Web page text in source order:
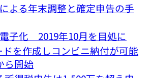
よる年末調整と確定申告の手
子化 2019年10月を目処に
ドを作成しコンビニ納付が可能
開始